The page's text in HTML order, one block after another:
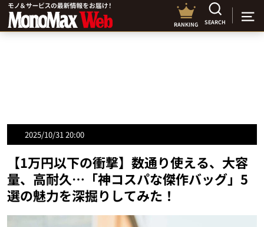
RANKING SEARCH
2025/10/31 20:00
【1万円以下の衝撃】数通り使える、大容
量、高耐久…「神コスパな傑作バッグ」5
選の魅力を深掘りしてみた！